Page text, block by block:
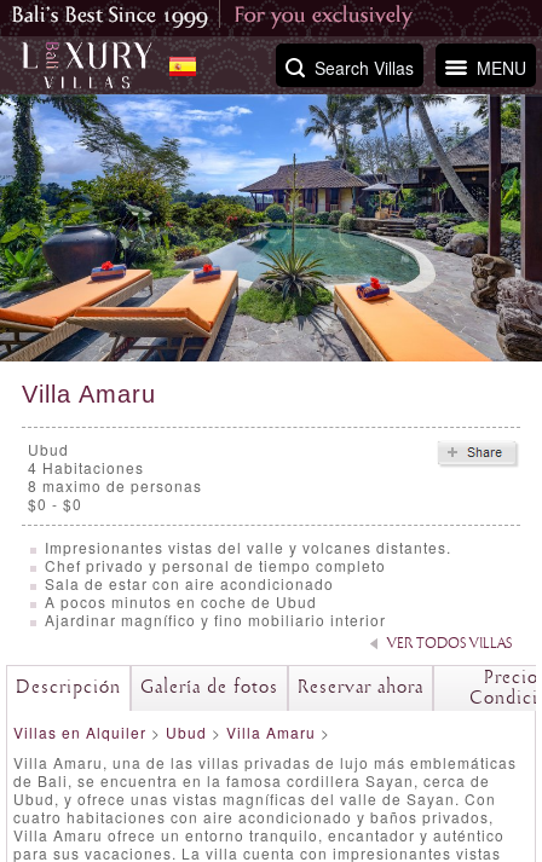
MENU
Search Villas
Villa Amaru
Ubud
4 Habitaciones
8 maximo de personas
$0 - $0
Impresionantes vistas del valle y volcanes distantes.
Chef privado y personal de tiempo completo
Sala de estar con aire acondicionado
A pocos minutos en coche de Ubud
Ajardinar magnífico y fino mobiliario interior
VER TODOS VILLAS
Descripción Galería de fotos Reservar ahora
Villas en Alquiler > Ubud > Villa Amaru >
Villa Amaru, una de las villas privadas de lujo más emblemáticas
de Bali, se encuentra en la famosa cordillera Sayan, cerca de
Ubud, y ofrece unas vistas magníficas del valle de Sayan. Con
cuatro habitaciones con aire acondicionado y baños privados,
Villa Amaru ofrece un entorno tranquilo, encantador y auténtico
para sus vacaciones. La villa cuenta con impresionantes vistas